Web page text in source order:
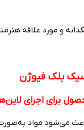
و مورد علاقه
بلک فیوژن
برای اجرای
می‌شود مواد